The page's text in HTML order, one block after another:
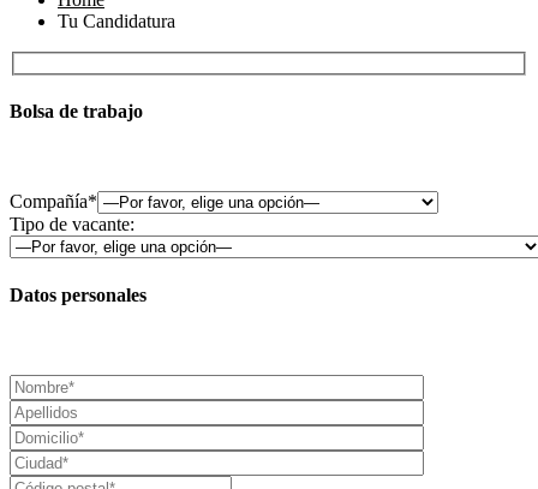
Tu Candidatura
Bolsa de trabajo
Compañía*
Tipo de vacante:
Datos personales